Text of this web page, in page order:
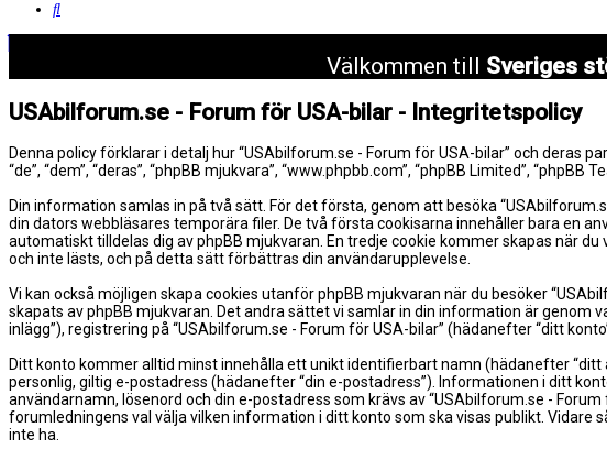
Sök
Välkommen till Sveriges
USAbilforum.se - Forum för USA-bilar - Integritetspolicy
Denna policy förklarar i detalj hur “USAbilforum.se - Forum för USA-bilar” och deras
“de”, “dem”, “deras”, “phpBB mjukvara”, “www.phpbb.com”, “phpBB Limited”,
Din information samlas in på två sätt. För det första, genom att besöka
din dators webbläsares temporära filer. De två första cookisarna innehåller bara en
automatiskt tilldelas dig av phpBB mjukvaran. En tredje cookie kommer skapas när
och inte lästs, och på detta sätt förbättras din användarupplevelse.
Vi kan också möjligen skapa cookies utanför phpBB mjukvaran när du besöker
skapats av phpBB mjukvaran. Det andra sättet vi samlar in din information är genom
inlägg”), registrering på “USAbilforum.se - Forum för USA-bilar” (hädanefter “ditt
Ditt konto kommer alltid minst innehålla ett unikt identifierbart namn (hädanefter
personlig, giltig e-postadress (hädanefter “din e-postadress”). Informationen i ditt
användarnamn, lösenord och din e-postadress som krävs av “USAbilforum.se -
forumledningens val välja vilken information i ditt konto som ska visas publikt. Vidare
inte ha.